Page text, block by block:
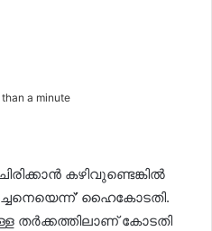
than a minute
കഴിവുണ്ടെങ്കിൽ
ഹൈകോടതി.
തർക്കത്തിലാണ് കോടതി